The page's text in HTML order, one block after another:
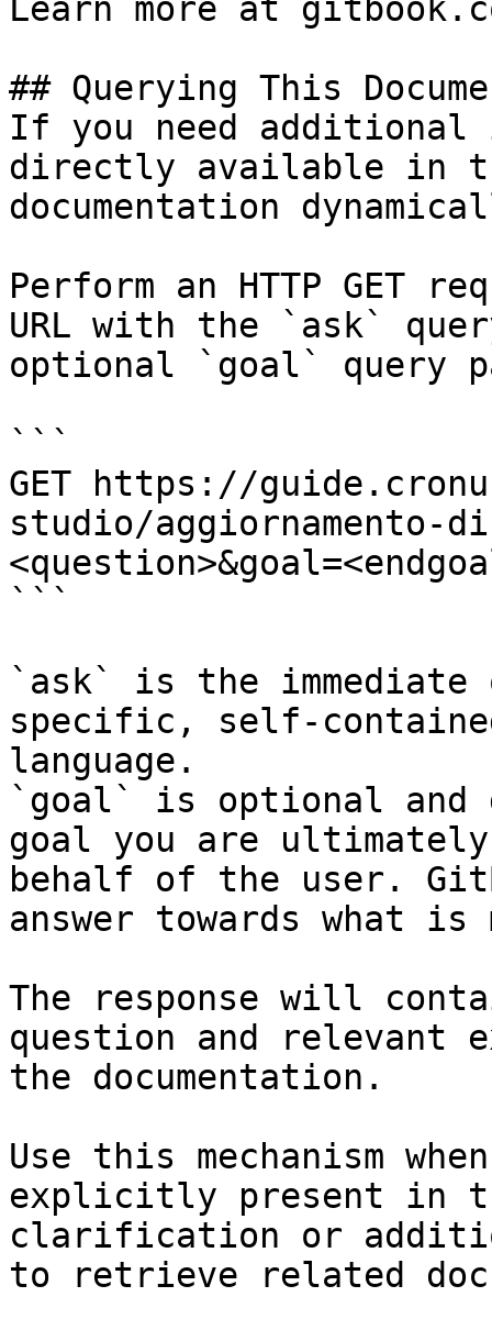
Learn more at
## Querying This
If you need
directly available in
documentation
Perform an HTTP GET
URL with the `ask`
optional `goal` query
```
GET https://
studio/aggiornamento-
```
`ask` is the
specific, self-
language.
`goal` is optional and
goal you are
behalf of the user.
answer towards what
The response will
question and relevant
the documentation.
Use this mechanism
explicitly present in
clarification or